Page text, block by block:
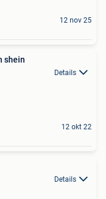
12 nov 25
shein
Details
12 okt 22
Details